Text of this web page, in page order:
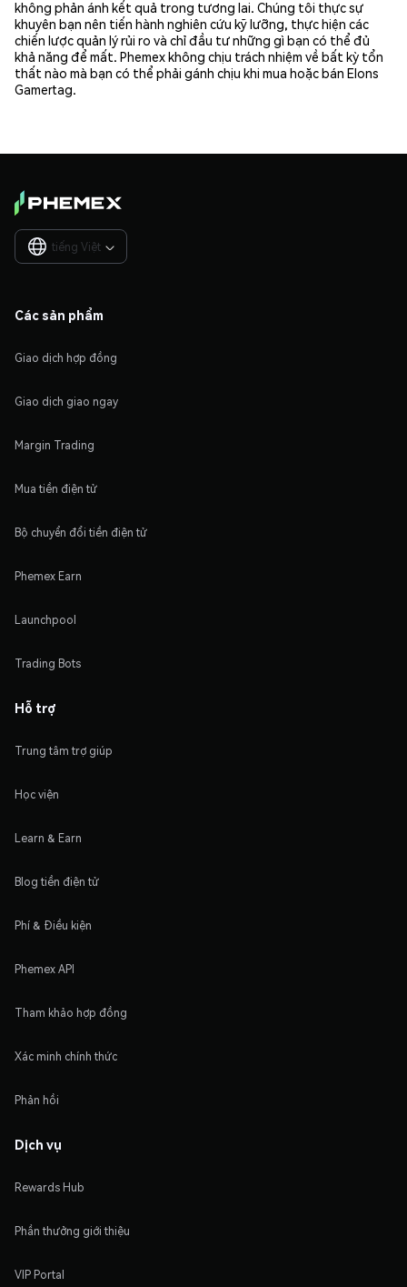
không phản ánh kết quả trong tương lai. Chúng tôi thực sự
khuyên bạn nên tiến hành nghiên cứu kỹ lưỡng, thực hiện các
chiến lược quản lý rủi ro và chỉ đầu tư những gì bạn có thể đủ
khả năng để mất. Phemex không chịu trách nhiệm về bất kỳ tổn
thất nào mà bạn có thể phải gánh chịu khi mua hoặc bán Elons
Gamertag.
tiếng Việt 
Các sản phẩm
Giao dịch hợp đồng
Giao dịch giao ngay
Margin Trading
Mua tiền điện tử
Bộ chuyển đổi tiền điện tử
Phemex Earn
Launchpool
Trading Bots
Hỗ trợ
Trung tâm trợ giúp
Học viện
Learn & Earn
Blog tiền điện tử
Phí & Điều kiện
Phemex API
Tham khảo hợp đồng
Xác minh chính thức
Phản hồi
Dịch vụ
Rewards Hub
Phần thưởng giới thiệu
VIP Portal